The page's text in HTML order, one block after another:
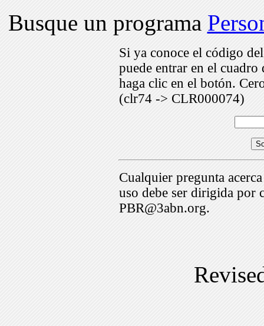
Busque un programa
Si ya conoce el código
puede entrar en el
haga clic en el botón.
(clr74 -> CLR000074)
Cualquier pregunta
uso debe ser dirigida por
PBR@3abn.org.